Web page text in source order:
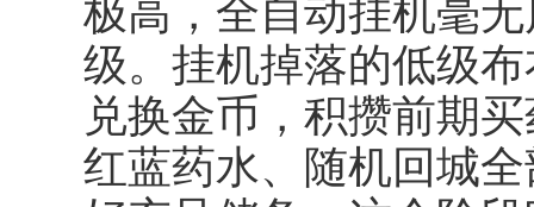
极高，全自动挂机毫
级。挂机掉落的低级
兑换金币，积攒前期
红蓝药水、随机回城